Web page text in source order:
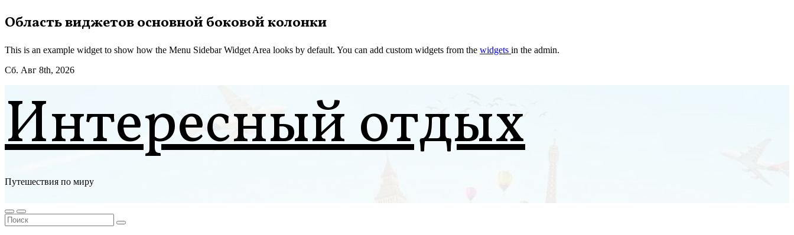
Перейти
к
Область виджетов основной боковой колонки
This is an example widget to show how the Menu Sidebar Widget Area looks by default. You can add custom widgets from the widgets in the admin.
Сб. Авг 8th, 2026
Интересный отдых
Путешествия по миру